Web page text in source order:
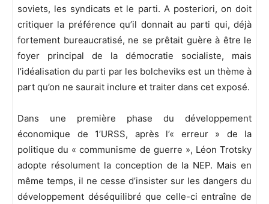
soviets, les syndicats et le parti. A posteriori, on doit
critiquer la préférence qu’il donnait au parti qui, déjà
fortement bureaucratisé, ne se prêtait guère à être le
foyer principal de la démocratie socialiste, mais
l’idéalisation du parti par les bolcheviks est un thème à
part qu’on ne saurait inclure et traiter dans cet exposé.
Dans une première phase du développement
économique de 1’URSS, après l’« erreur » de la
politique du « communisme de guerre », Léon Trotsky
adopte résolument la conception de la NEP. Mais en
même temps, il ne cesse d’insister sur les dangers du
développement déséquilibré que celle-ci entraîne de